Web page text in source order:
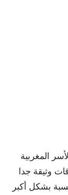
حوالي 6.4% من الأسر المغربية
علاقات وثيقة جدا
بشكل أكبر